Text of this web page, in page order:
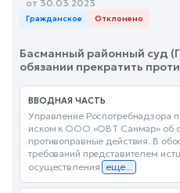
от 30.03.2023
Гражданское Отклонено
Басманный районный суд
обязании прекратить
ВВОДНАЯ ЧАСТЬ
Управление Роспотребнадзора
иском к ООО «ОВТ Санмар» об
противоправные действия. В
требований представителем
осуществления еще...